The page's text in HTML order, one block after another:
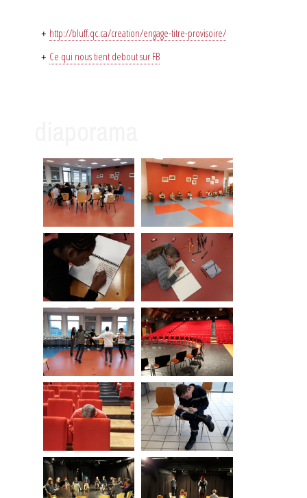
+ http://bluff.qc.ca/creation/engage-titre-provisoire/
+ Ce qui nous tient debout sur FB